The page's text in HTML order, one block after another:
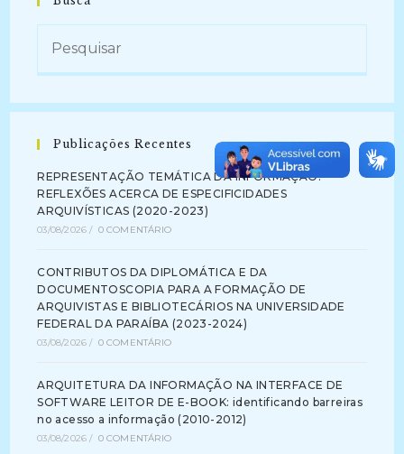
Publicações Recentes
REPRESENTAÇÃO TEMÁTICA DA INFORMAÇÃO:
REFLEXÕES ACERCA DE ESPECIFICIDADES
ARQUIVÍSTICAS (2020-2023)
03/08/2026 / 0 COMENTÁRIO
CONTRIBUTOS DA DIPLOMÁTICA E DA
DOCUMENTOSCOPIA PARA A FORMAÇÃO DE
ARQUIVISTAS E BIBLIOTECÁRIOS NA UNIVERSIDADE
FEDERAL DA PARAÍBA (2023-2024)
03/08/2026 / 0 COMENTÁRIO
ARQUITETURA DA INFORMAÇÃO NA INTERFACE DE
SOFTWARE LEITOR DE E-BOOK: identificando barreiras
no acesso a informação (2010-2012)
03/08/2026 / 0 COMENTÁRIO